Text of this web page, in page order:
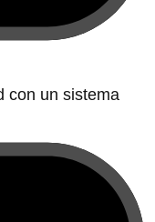
con un sistema